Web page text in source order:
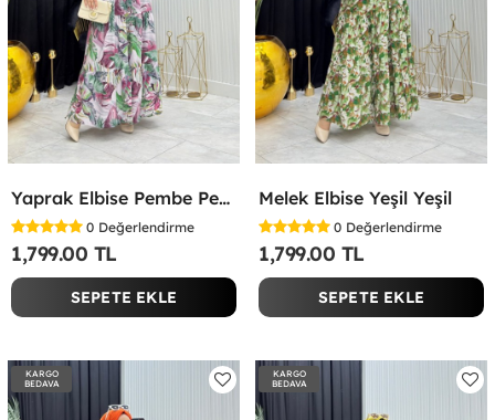
Yaprak Elbise Pembe Pembe
0 Değerlendirme
1,799.00 TL
SEPETE EKLE
Melek Elbise Yeşil Yeşil
0 Değerlendirme
1,799.00 TL
SEPETE EKLE
KARGO
BEDAVA
KARGO
BEDAVA